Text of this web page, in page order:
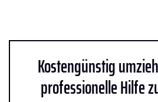
Kostengünstig
professionelle Hilfe